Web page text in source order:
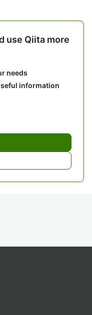
use Qiita more
needs
information